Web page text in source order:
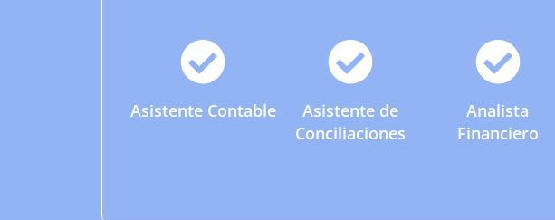
Asistente Contable
Asistente de
Conciliaciones
Analista
Financiero